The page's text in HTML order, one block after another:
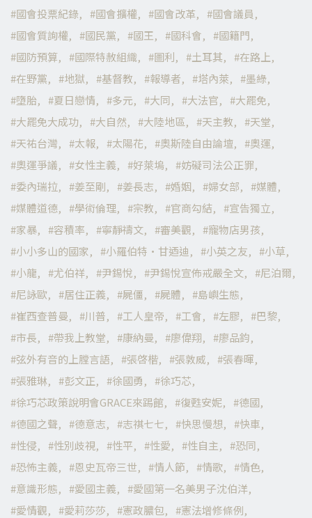
國會投票紀錄
國會擴權 國會改革
國會議員
國會質詢權
國民黨 國王 國科會
國籍門
國防預算
國際特赦組織 圖利 土耳其
在路上
在野黨
地獄 基督教 報導者 塔內萊
墨綠
墮胎
夏日戀情 多元 大同 大法官
大罷免
大罷免大成功
大自然 大陸地區 天主教
天堂
天祐台灣
太報 太陽花 奧斯陸自由論壇
奧運
奧運爭議
女性主義 好萊塢
妨礙司法公正罪
委內瑞拉
姜至剛 姜長志 婚姻 婦女部
媒體
媒體道德
學術倫理 宗教 官商勾結
宣告獨立
家暴
容積率 寧靜禱文 審美觀
寵物店男孩
小小多山的國家
小羅伯特·甘迺迪 小英之友
小草
小龍
尤伯祥 尹錫悅 尹錫悅宣佈戒嚴全文
尼泊爾
尼詠歐
居住正義 屍僵 屍體
島嶼生態
崔西查普曼
川普 工人皇帝 工會 左膠
巴黎
市長
帶我上教堂 康納曼 廖偉翔
廖品鈞
弦外有音的上膛言語
張啓楷 張敦威
張春暉
張雅琳
彭文正 徐國勇
徐巧芯
徐巧芯政策說明會GRACE來踢館
復甦安妮
德國
德國之聲
德意志 志祺七七 快思慢想
快車
性侵
性別歧視 性平 性愛 性自主
恐同
恐怖主義
恩史瓦帝三世 情人節 情歌
情色
意識形態
愛國主義
愛國第一名美男子沈伯洋
愛情觀
愛莉莎莎 憲政膿包
憲法增修條例